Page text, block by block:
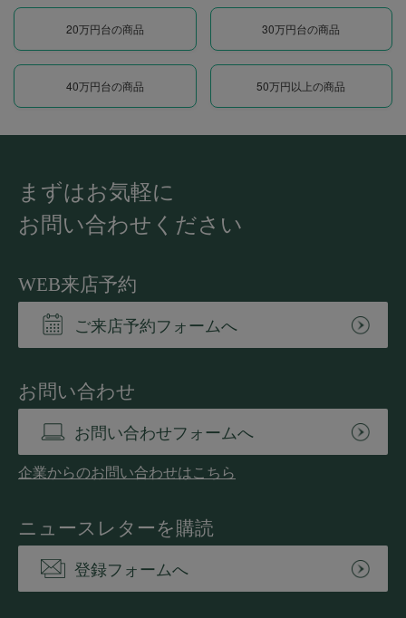
20万円台の商品 30万円台の商品
40万円台の商品 50万円以上の商品
まずはお気軽に
お問い合わせください
WEB来店予約
ご来店予約フォームへ
お問い合わせ
お問い合わせフォームへ
企業からのお問い合わせはこちら
ニュースレターを購読
登録フォームへ